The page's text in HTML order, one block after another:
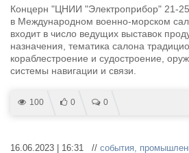
Концерн "ЦНИИ "Электроприбор" 21-
в Международном военно-морском
входит в число ведущих выставок
назначения, тематика салона
кораблестроение и судостроение,
системы навигации и связи.
100 0 0
16.06.2023 | 16:31 // события,